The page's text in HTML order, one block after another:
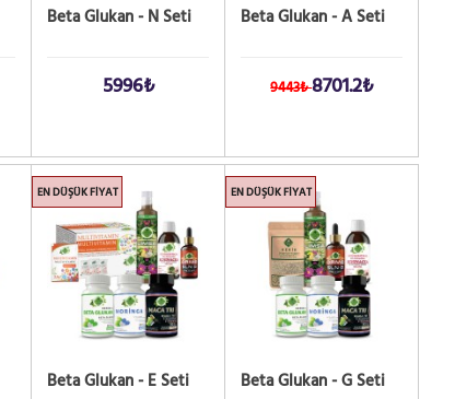
Beta Glukan - N Seti
5996₺
Beta Glukan - A Seti
9443₺8701.2₺
EN DÜŞÜK FIYAT
Beta Glukan - E Seti
EN DÜŞÜK FIYAT
Beta Glukan - G Seti